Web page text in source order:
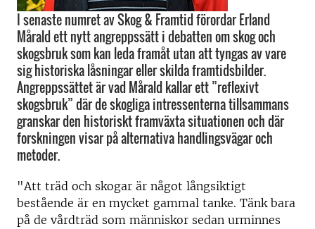
I senaste numret av Skog & Framtid förordar Erland
Mårald ett nytt angreppssätt i debatten om skog och
skogsbruk som kan leda framåt utan att tyngas av vare
sig historiska låsningar eller skilda framtidsbilder.
Angreppssättet är vad Mårald kallar ett ”reflexivt
skogsbruk” där de skogliga intressenterna tillsammans
granskar den historiskt framväxta situationen och där
forskningen visar på alternativa handlingsvägar och
metoder.
"Att träd och skogar är något långsiktigt
bestående är en mycket gammal tanke. Tänk bara
på de vårdträd som människor sedan urminnes